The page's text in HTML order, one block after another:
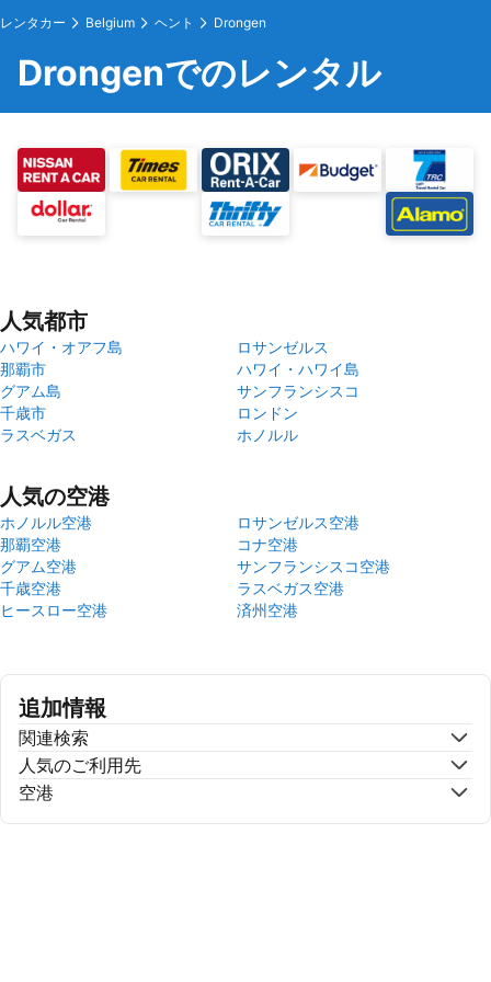
レンタカー Belgium ヘント Drongen
Drongenでのレンタル
人気都市
ハワイ・オアフ島
ロサンゼルス
那覇市
ハワイ・ハワイ島
グアム島
サンフランシスコ
千歳市
ロンドン
ラスベガス
ホノルル
人気の空港
ホノルル空港
ロサンゼルス空港
那覇空港
コナ空港
グアム空港
サンフランシスコ空港
千歳空港
ラスベガス空港
ヒースロー空港
済州空港
追加情報
関連検索
人気のご利用先
空港